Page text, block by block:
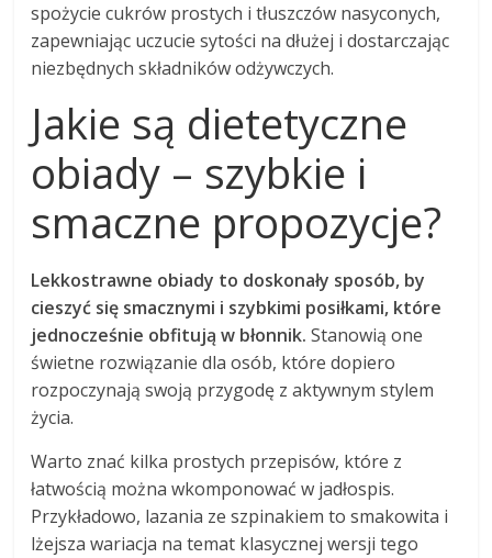
spożycie cukrów prostych i tłuszczów nasyconych,
zapewniając uczucie sytości na dłużej i dostarczając
niezbędnych składników odżywczych.
Jakie są dietetyczne
obiady – szybkie i
smaczne propozycje?
Lekkostrawne obiady to doskonały sposób, by
cieszyć się smacznymi i szybkimi posiłkami, które
jednocześnie obfitują w błonnik. Stanowią one
świetne rozwiązanie dla osób, które dopiero
rozpoczynają swoją przygodę z aktywnym stylem
życia.
Warto znać kilka prostych przepisów, które z
łatwością można wkomponować w jadłospis.
Przykładowo, lazania ze szpinakiem to smakowita i
lżejsza wariacja na temat klasycznej wersji tego